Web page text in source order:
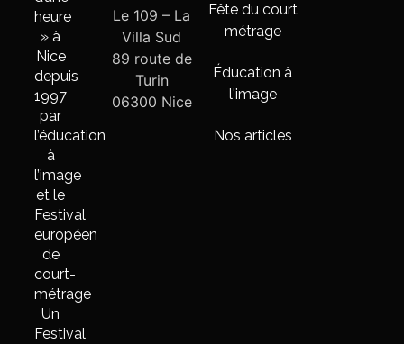
heure
» à
Nice
depuis
1997
par
l’éducation
à
l’image
et le
Festival
européen
de
court-
métrage
Un
Festival
Le 109 – La
Villa Sud
89 route de
Turin
06300 Nice
Fête du court
métrage
Éducation à
l'image
Nos articles